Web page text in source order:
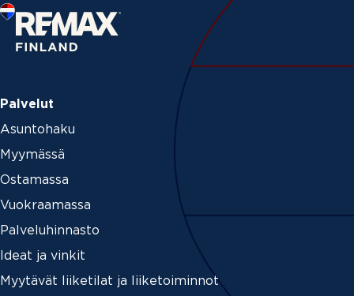
Palvelut
Asuntohaku
Myymässä
Ostamassa
Vuokraamassa
Palveluhinnasto
Ideat ja vinkit
Myytävät liiketilat ja liiketoiminnot